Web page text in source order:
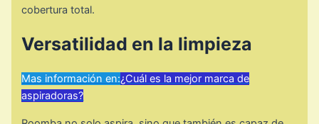
cobertura total.
Versatilidad en la limpieza
Mas información en:¿Cuál es la mejor marca de
aspiradoras?